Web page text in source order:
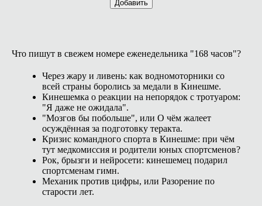
Добавить
Что пишут в свежем номере еженедельника "168 часов"?
Через жару и ливень: как водномоторники со
всей страны боролись за медали в Кинешме.
Кинешемка о реакции на непорядок с тротуаром:
"Я даже не ожидала".
"Мозгов бы побольше", или О чём жалеет
осуждённая за подготовку теракта.
Кризис командного спорта в Кинешме: при чём
тут медкомиссия и родители юных спортсменов?
Рок, брызги и нейросети: кинешемец подарил
спортсменам гимн.
Механик против цифры, или Разорение по
старости лет.